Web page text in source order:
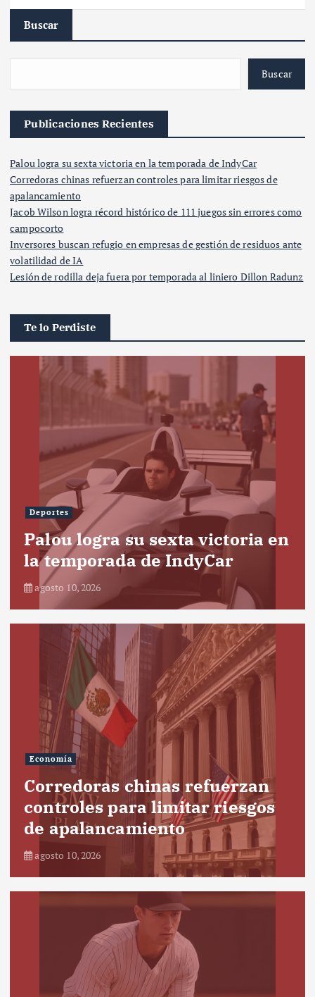
Buscar
Buscar
Publicaciones Recientes
Palou logra su sexta victoria en la temporada de IndyCar
Corredoras chinas refuerzan controles para limitar riesgos de
apalancamiento
Jacob Wilson logra récord histórico de 111 juegos sin errores como
campocorto
Inversores buscan refugio en empresas de gestión de residuos ante
volatilidad de IA
Lesión de rodilla deja fuera por temporada al liniero Dillon Radunz
Te lo Perdiste
Deportes
Palou logra su sexta victoria en
la temporada de IndyCar
agosto 10, 2026
Economía
Corredoras chinas refuerzan
controles para limitar riesgos
de apalancamiento
agosto 10, 2026